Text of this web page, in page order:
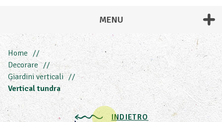
MENU
Home
Decorare
Giardini verticali
Vertical tundra
INDIETRO
LUNGHEZZA
LARGHEZZA